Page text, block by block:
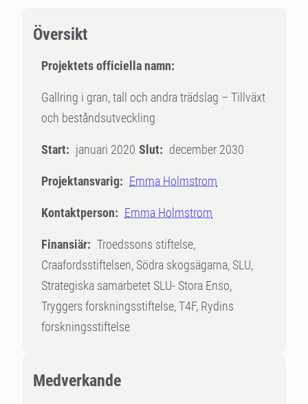
Översikt
Projektets officiella namn:
Gallring i gran, tall och andra trädslag – Tillväxt
och beståndsutveckling
Start: januari 2020 Slut: december 2030
Projektansvarig: Emma Holmstrom
Kontaktperson: Emma Holmstrom
Finansiär: Troedssons stiftelse,
Craafordsstiftelsen, Södra skogsägarna, SLU,
Strategiska samarbetet SLU- Stora Enso,
Tryggers forskningsstiftelse, T4F, Rydins
forskningsstiftelse
Medverkande